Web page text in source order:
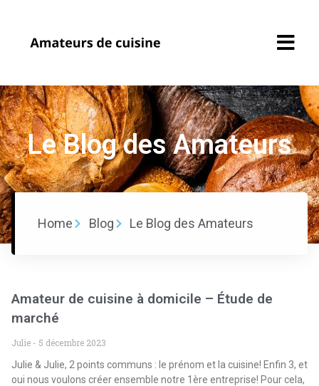
Accueil
Profil Amateur
Cuisine
Boutique
Blog
Le Blog des Amateurs
Home Blog Le Blog des Amateurs
Amateur de cuisine à domicile – Étude de
marché
Julie
5 décembre 2023
Julie & Julie, 2 points communs : le prénom et la cuisine! Enfin 3, et
oui nous voulons créer ensemble notre 1ère entreprise! Pour cela,